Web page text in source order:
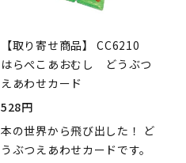
【取り寄せ商品】 CC6210
はらぺこあおむし どうぶつ
えあわせカード
528円
本の世界から飛び出した！ ど
うぶつえあわせカードです。